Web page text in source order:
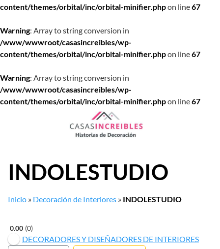
content/themes/orbital/inc/orbital-minifier.phpon line67
Warning: Array to string conversion in
/www/wwwroot/casasincreibles/wp-
content/themes/orbital/inc/orbital-minifier.phpon line67
Warning: Array to string conversion in
/www/wwwroot/casasincreibles/wp-
content/themes/orbital/inc/orbital-minifier.phpon line67
INDOLESTUDIO
Inicio » Decoración de Interiores » INDOLESTUDIO
0.00 0
DECORADORES Y DISEÑADORES DE INTERIORES